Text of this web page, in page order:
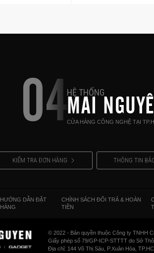
04HỆ THỐNG
MAI
CỬA HÀNG CÔNG NGHỆ TẠI
KIỂM TRA ĐƠN HÀNG THÔNG TIN
HƯỚNG DẪN ĐẶT
HÀNG
CHÍNH SÁCH ĐỔI TRẢ & HOÀN
TIỀN
© 2022 - Bản quyền thuộc Công ty TNHH
Giấy phép số 79/GP-ICP-STTTT do Sở
Địa chỉ: 144 Võ Thị Sáu, P.Xuân Hòa,